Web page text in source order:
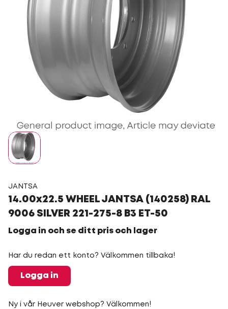
JANTSA
14.00x22.5 WHEEL JANTSA (140258) RAL
9006 SILVER 221-275-8 B3 ET-50
Logga in och se ditt pris och lager
Har du redan ett konto? Välkommen tillbaka!
Logga in
Ny i vår Heuver webshop? Välkommen!